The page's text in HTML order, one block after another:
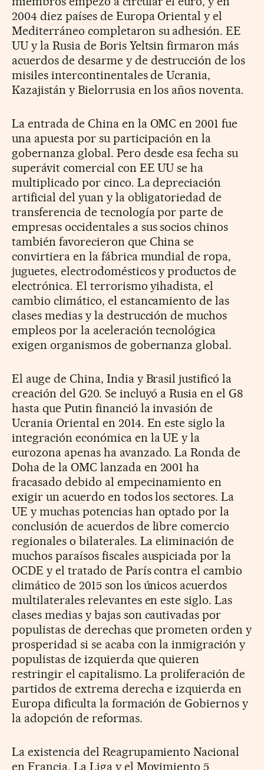
2004 diez países de Europa Oriental y el
Mediterráneo completaron su adhesión. EE
UU y la Rusia de Boris Yeltsin firmaron más
acuerdos de desarme y de destrucción de los
misiles intercontinentales de Ucrania,
Kazajistán y Bielorrusia en los años noventa.
La entrada de China en la OMC en 2001 fue
una apuesta por su participación en la
gobernanza global. Pero desde esa fecha su
superávit comercial con EE UU se ha
multiplicado por cinco. La depreciación
artificial del yuan y la obligatoriedad de
transferencia de tecnología por parte de
empresas occidentales a sus socios chinos
también favorecieron que China se
convirtiera en la fábrica mundial de ropa,
juguetes, electrodomésticos y productos de
electrónica. El terrorismo yihadista, el
cambio climático, el estancamiento de las
clases medias y la destrucción de muchos
empleos por la aceleración tecnológica
exigen organismos de gobernanza global.
El auge de China, India y Brasil justificó la
creación del G20. Se incluyó a Rusia en el G8
hasta que Putin financió la invasión de
Ucrania Oriental en 2014. En este siglo la
integración económica en la UE y la
eurozona apenas ha avanzado. La Ronda de
Doha de la OMC lanzada en 2001 ha
fracasado debido al empecinamiento en
exigir un acuerdo en todos los sectores. La
UE y muchas potencias han optado por la
conclusión de acuerdos de libre comercio
regionales o bilaterales. La eliminación de
muchos paraísos fiscales auspiciada por la
OCDE y el tratado de París contra el cambio
climático de 2015 son los únicos acuerdos
multilaterales relevantes en este siglo. Las
clases medias y bajas son cautivadas por
populistas de derechas que prometen orden y
prosperidad si se acaba con la inmigración y
populistas de izquierda que quieren
restringir el capitalismo. La proliferación de
partidos de extrema derecha e izquierda en
Europa dificulta la formación de Gobiernos y
la adopción de reformas.
La existencia del Reagrupamiento Nacional
en Francia, La Liga y el Movimiento 5